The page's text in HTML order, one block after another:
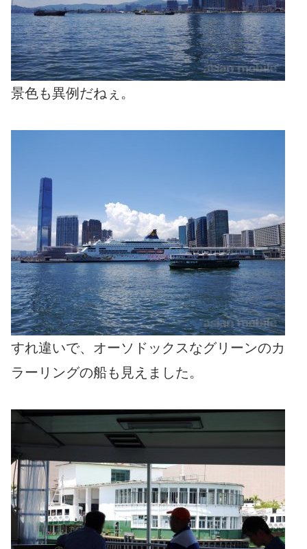
景色も異例だねぇ。
すれ違いで、オーソドックスなグリーンのカ
ラーリングの船も見えました。